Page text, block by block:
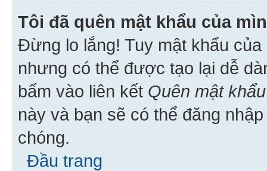
Tôi đã quên mật khẩu của
Đừng lo lắng! Tuy mật khẩu
nhưng có thể được tạo lại dễ
bấm vào liên kết Quên mật khẩu
này và bạn sẽ có thể đăng
chóng.
Đầu trang